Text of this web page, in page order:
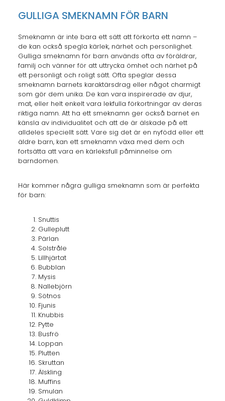
GULLIGA SMEKNAMN FÖR BARN
Smeknamn är inte bara ett sätt att förkorta ett namn –
de kan också spegla kärlek, närhet och personlighet.
Gulliga smeknamn för barn används ofta av föräldrar,
familj och vänner för att uttrycka ömhet och närhet på
ett personligt och roligt sätt. Ofta speglar dessa
smeknamn barnets karaktärsdrag eller något charmigt
som gör dem unika. De kan vara inspirerade av djur,
mat, eller helt enkelt vara lekfulla förkortningar av deras
riktiga namn. Att ha ett smeknamn ger också barnet en
känsla av individualitet och att de är älskade på ett
alldeles speciellt sätt. Vare sig det är en nyfödd eller ett
äldre barn, kan ett smeknamn växa med dem och
fortsätta att vara en kärleksfull påminnelse om
barndomen.
Här kommer några gulliga smeknamn som är perfekta
för barn:
Snuttis
Gulleplutt
Pärlan
Solstråle
Lillhjärtat
Bubblan
Mysis
Nallebjörn
Sötnos
Fjunis
Knubbis
Pytte
Busfrö
Loppan
Plutten
Skruttan
Älskling
Muffins
Smulan